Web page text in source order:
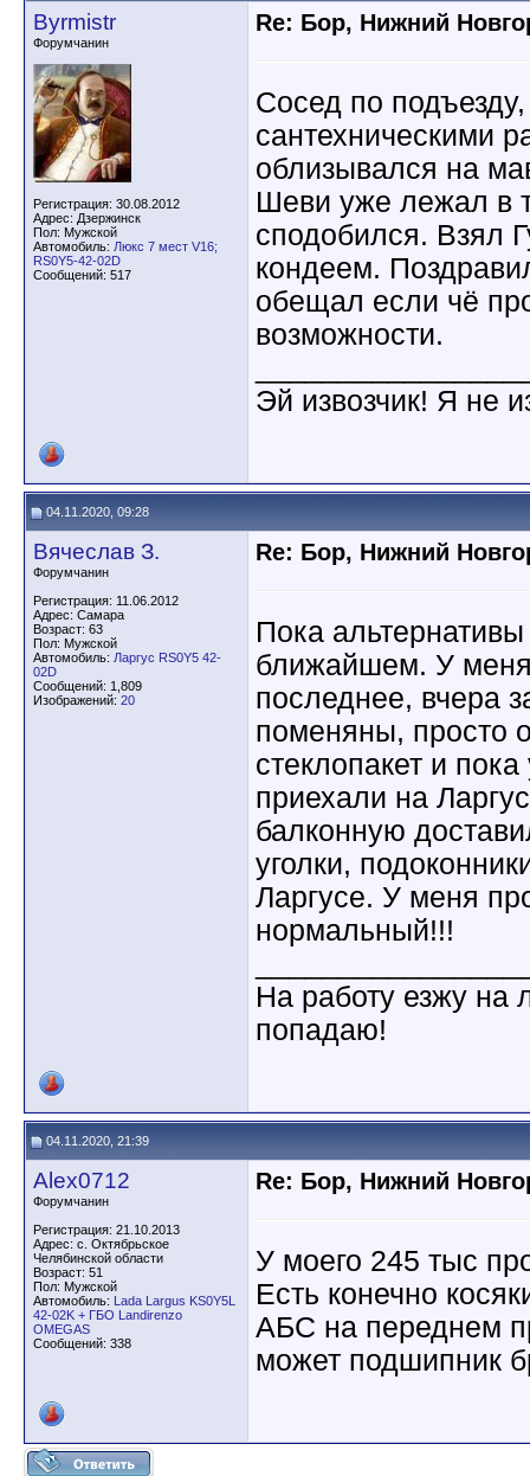
Byrmistr
Форумчанин
Регистрация: 30.08.2012
Адрес: Дзержинск
Пол: Мужской
Автомобиль: Люкс 7 мест V16;
RS0Y5-42-02D
Сообщений: 517
Re: Бор, Нижний
Сосед по
сантехническими
облизывался на
Шеви уже лежал в
сподобился. Взял
кондеем.
обещал если чё
возможности.
Эй извозчик! Я не
04.11.2020, 09:28
Вячеслав З.
Форумчанин
Регистрация: 11.06.2012
Адрес: Самара
Возраст: 63
Пол: Мужской
Автомобиль: Ларгус RS0Y5 42-
02D
Сообщений: 1,809
Изображений: 20
Re: Бор, Нижний
Пока
ближайшем. У меня
последнее, вчера
поменяны, просто
стеклопакет и
приехали на
балконную
уголки,
Ларгусе. У меня
нормальный!!!
На работу езжу на
попадаю!
04.11.2020, 21:39
Alex0712
Форумчанин
Регистрация: 21.10.2013
Адрес: с. Октябрьское
Челябинской области
Возраст: 51
Пол: Мужской
Автомобиль: Lada Largus KS0Y5L
42-02K + ГБО Landirenzo
OMEGAS
Сообщений: 338
Re: Бор, Нижний
У моего 245 тыс
Есть конечно
АБС на переднем
может подшипник